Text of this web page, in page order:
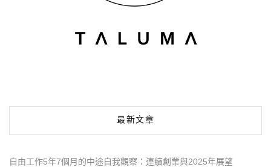
最新文章
自由工作5年7個月的中途自我觀察：連續創業與2025年展望